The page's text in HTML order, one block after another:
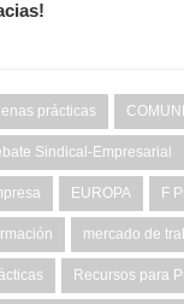
prácticas
Sindical-Empresarial
EUROPA F
mercado de
Recursos para